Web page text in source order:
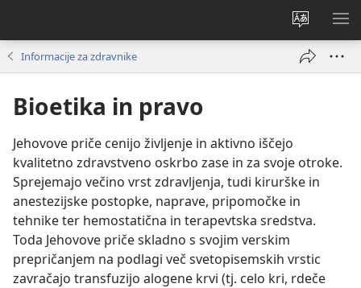
Spremeni
jezik
spletnega
Informacije za zdravnike
Bioetika in pravo
Jehovove priče cenijo življenje in aktivno iščejo
kvalitetno zdravstveno oskrbo zase in za svoje otroke.
Sprejemajo večino vrst zdravljenja, tudi kirurške in
anestezijske postopke, naprave, pripomočke in
tehnike ter hemostatična in terapevtska sredstva.
Toda Jehovove priče skladno s svojim verskim
prepričanjem na podlagi več svetopisemskih vrstic
zavračajo transfuzijo alogene krvi (tj. celo kri, rdeče